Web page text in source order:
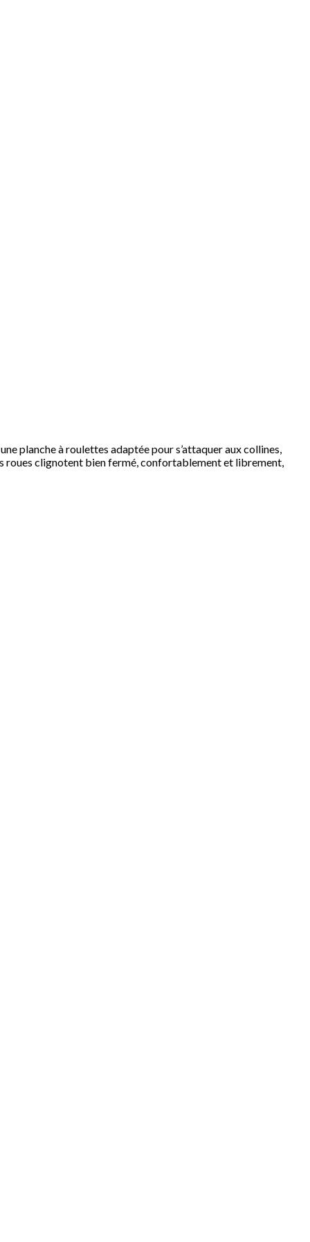
planche à roulettes adaptée pour s’attaquer aux collines,
roues clignotent bien fermé, confortablement et librement,